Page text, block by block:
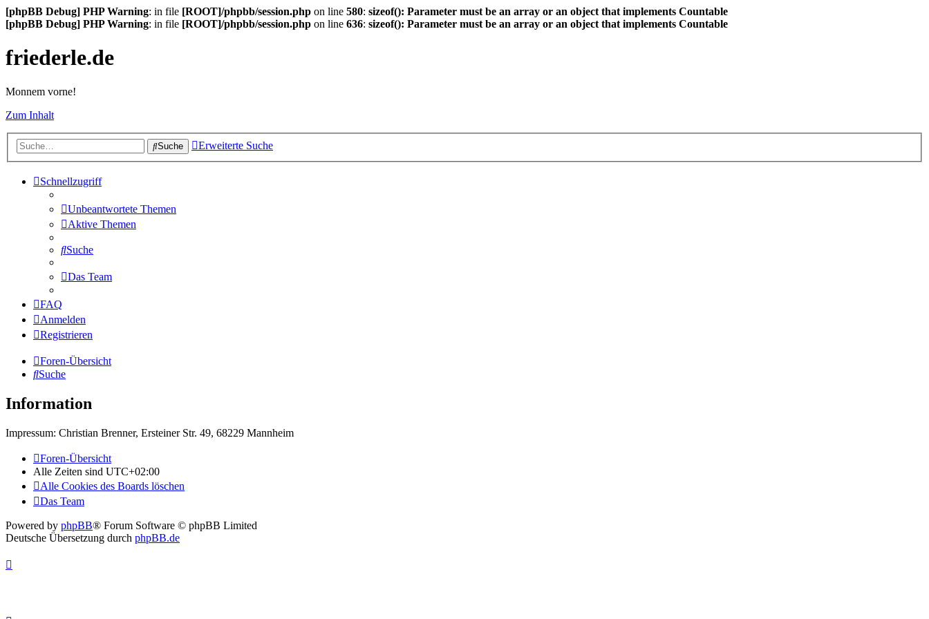
[phpBB Debug] PHP Warning: in file [ROOT]/phpbb/session.php on line 580: sizeof(): Parameter must be an array or an object that implements Countable
[phpBB Debug] PHP Warning: in file [ROOT]/phpbb/session.php on line 636: sizeof(): Parameter must be an array or an object that implements Countable
friederle.de
Monnem vorne!
Zum Inhalt
Suche Erweiterte Suche
Schnellzugriff
Unbeantwortete Themen
Aktive Themen
Suche
Das Team
FAQ
Anmelden
Registrieren
Foren-Übersicht
Suche
Information
Impressum: Christian Brenner, Ersteiner Str. 49, 68229 Mannheim
Foren-Übersicht
Alle Zeiten sind UTC+02:00
Alle Cookies des Boards löschen
Das Team
Powered by phpBB® Forum Software © phpBB Limited
Deutsche Übersetzung durch phpBB.de